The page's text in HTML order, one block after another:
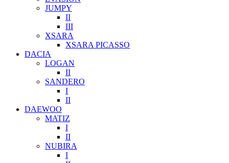
JUMPY
II
III
XSARA
XSARA PICASSO
DACIA
LOGAN
II
SANDERO
I
II
DAEWOO
MATIZ
I
II
NUBIRA
I